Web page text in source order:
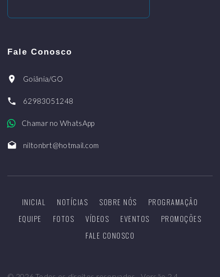
Fale Conosco
Goiânia/GO
62983051248
Chamar no WhatsApp
niltonbrt@hotmail.com
INICIAL NOTÍCIAS SOBRE NÓS
PROGRAMAÇÃO
EQUIPE
FOTOS VÍDEOS EVENTOS
PROMOÇÕES
FALE CONOSCO